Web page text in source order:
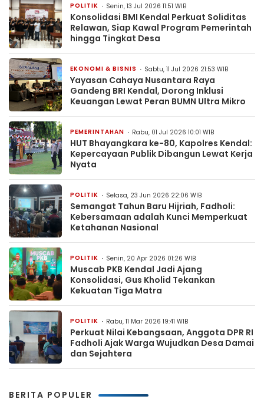
POLITIK Senin, 13 Jul 2026 11:51 WIB
Konsolidasi BMI Kendal Perkuat Soliditas
Relawan, Siap Kawal Program Pemerintah
hingga Tingkat Desa
EKONOMI & BISNIS Sabtu, 11 Jul 2026 21:53 WIB
Yayasan Cahaya Nusantara Raya
Gandeng BRI Kendal, Dorong Inklusi
Keuangan Lewat Peran BUMN Ultra Mikro
PEMERINTAHAN Rabu, 01 Jul 2026 10:01 WIB
HUT Bhayangkara ke-80, Kapolres Kendal:
Kepercayaan Publik Dibangun Lewat Kerja
Nyata
POLITIK Selasa, 23 Jun 2026 22:06 WIB
Semangat Tahun Baru Hijriah, Fadholi:
Kebersamaan adalah Kunci Memperkuat
Ketahanan Nasional
POLITIK Senin, 20 Apr 2026 01:26 WIB
Muscab PKB Kendal Jadi Ajang
Konsolidasi, Gus Kholid Tekankan
Kekuatan Tiga Matra
POLITIK Rabu, 11 Mar 2026 19:41 WIB
Perkuat Nilai Kebangsaan, Anggota DPR RI
Fadholi Ajak Warga Wujudkan Desa Damai
dan Sejahtera
BERITA POPULER